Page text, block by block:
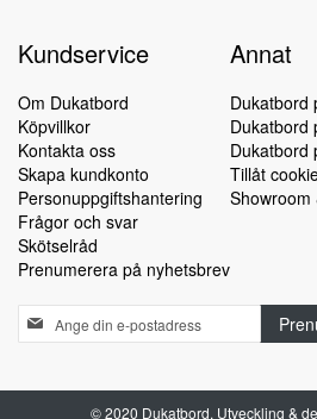
Kundservice
Om Dukatbord
Köpvillkor
Kontakta oss
Skapa kundkonto
Personuppgiftshantering
Frågor och svar
Skötselråd
Prenumerera på nyhetsbrev
Annat
Dukatbord
Dukatbord
Dukatbord
Tillåt
Showroom
Sign
Up
Our
Newsletter:© 2020 Dukatbord. Utveckling &